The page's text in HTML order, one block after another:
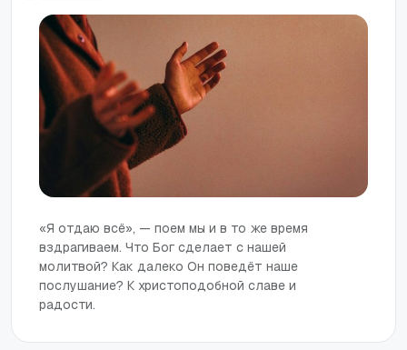
«Я отдаю всё», — поем мы и в то же время
вздрагиваем. Что Бог сделает с нашей
молитвой? Как далеко Он поведёт наше
послушание? К христоподобной славе и
радости.